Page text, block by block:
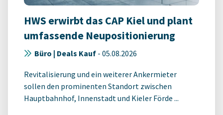
HWS erwirbt das CAP Kiel und plant
umfassende Neupositionierung
Büro | Deals Kauf - 05.08.2026
Revitalisierung und ein weiterer Ankermieter
sollen den prominenten Standort zwischen
Hauptbahnhof, Innenstadt und Kieler Förde ...